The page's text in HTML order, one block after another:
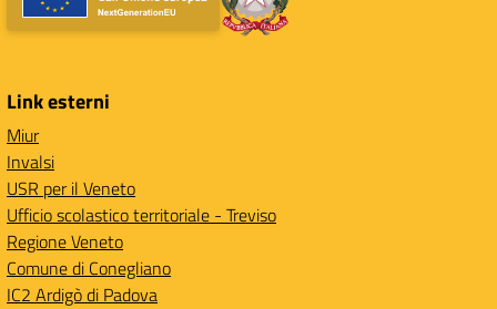
Link esterni
Miur
Invalsi
USR per il Veneto
Ufficio scolastico territoriale - Treviso
Regione Veneto
Comune di Conegliano
IC2 Ardigò di Padova